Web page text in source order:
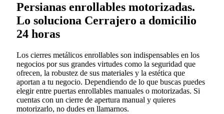
Persianas enrollables motorizadas.
Lo soluciona Cerrajero a domicilio
24 horas
Los cierres metálicos enrollables son indispensables en los
negocios por sus grandes virtudes como la seguridad que
ofrecen, la robustez de sus materiales y la estética que
aportan a tu negocio. Dependiendo de lo que buscas puedes
elegir entre puertas enrollables manuales o motorizadas. Si
cuentas con un cierre de apertura manual y quieres
motorizarlo, no dudes en llamarnos.